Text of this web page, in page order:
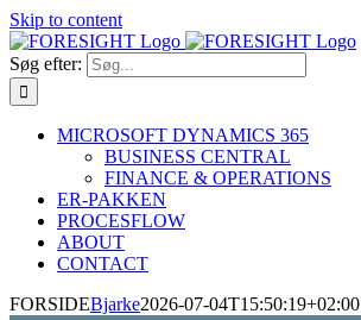
Skip to content
Søg efter:
MICROSOFT DYNAMICS 365
BUSINESS CENTRAL
FINANCE & OPERATIONS
ER-PAKKEN
PROCESFLOW
ABOUT
CONTACT
FORSIDEBjarke2026-07-04T15:50:19+02:00